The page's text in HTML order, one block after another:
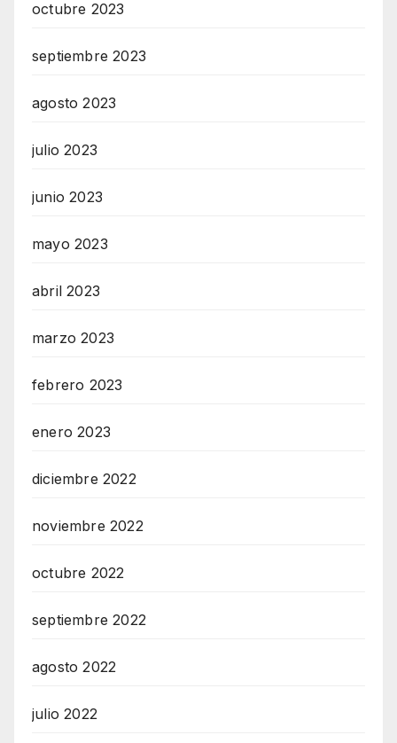
octubre 2023
septiembre 2023
agosto 2023
julio 2023
junio 2023
mayo 2023
abril 2023
marzo 2023
febrero 2023
enero 2023
diciembre 2022
noviembre 2022
octubre 2022
septiembre 2022
agosto 2022
julio 2022